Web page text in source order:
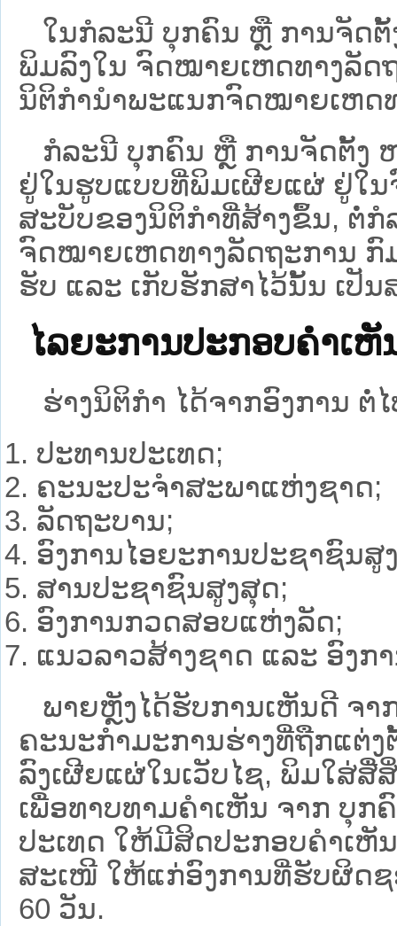
ໃນກໍລະນີ ບຸກຄົນ ຫຼື ການຈັດຕັ້
ພິມລົງໃນ ຈົດໝາຍເຫດທາງລັດ
ນິຕິກຳນຳພະແນກຈົດໝາຍເຫດ
ກໍລະນີ ບຸກຄົນ ຫຼື ການຈັດຕັ້ງ
ຢູ່ໃນຮູບແບບທີ່ພິມເຜີຍແຜ່ ຢູ່ໃ
ສະບັບຂອງນິຕິກຳທີ່ສ້າງຂຶ້ນ, ຕໍ່
ຈົດໝາຍເຫດທາງລັດຖະການ
ຮັບ ແລະ ເກັບຮັກສາໄວ້ນັ້ນ ເ
ໄລຍະການປະກອບຄຳເ
ຮ່າງນິຕິກຳ ໄດ້ຈາກອົງການ ຕໍ່
ປະທານປະເທດ;
ຄະນະປະຈຳສະພາແຫ່ງຊາດ;
ລັດຖະບານ;
ອົງການໄອຍະການປະຊາຊົນສູ
ສານປະຊາຊົນສູງສຸດ;
ອົງການກວດສອບແຫ່ງລັດ;
ແນວລາວສ້າງຊາດ ແລະ ອົງ
ພາຍຫຼັງໄດ້ຮັບການເຫັນດີ ຈາ
ຄະນະກໍາມະການຮ່າງທີ່ຖືກແຕ່ງ
ລົງເຜີຍແຜ່ໃນເວັບໄຊ, ພິມໃສ່
ເພື່ອທາບທາມຄໍາເຫັນ ຈາກ ບຸກ
ປະເທດ ໃຫ້ມີສິດປະກອບຄຳເຫັ
ສະເໜີ ໃຫ້ແກ່ອົງການທີ່ຮັບຜິດ
60 ວັນ.